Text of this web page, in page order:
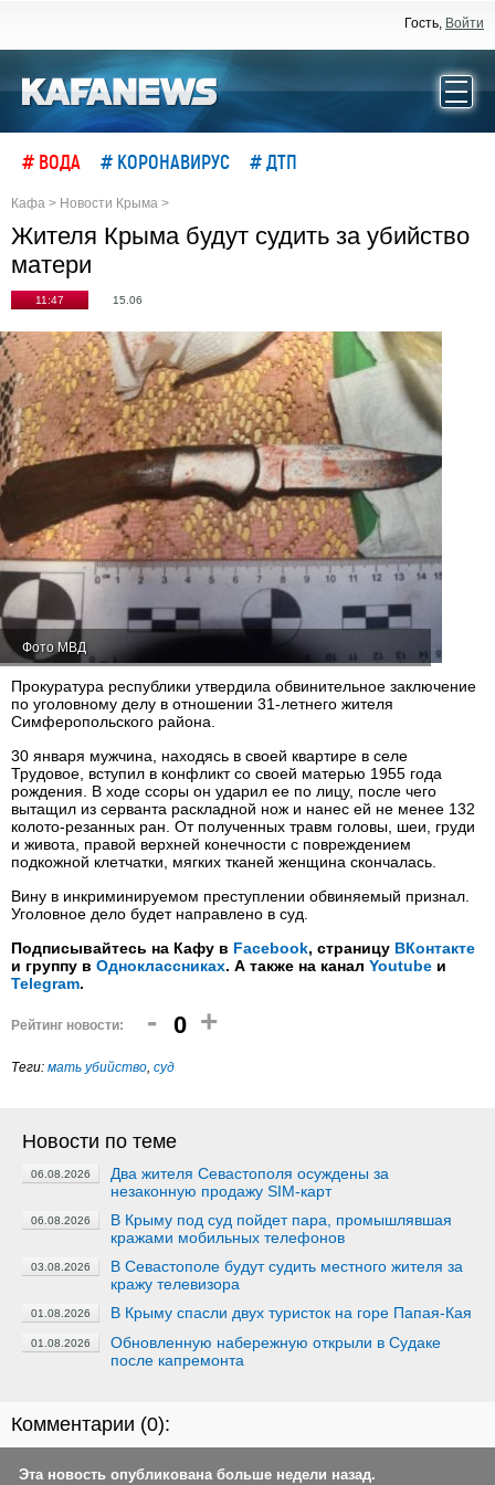
Гость, Войти
# ВОДА # КОРОНАВИРУС # ДТП
Кафа > Новости Крыма >
Жителя Крыма будут судить за убийство
матери
11:47 15.06
Фото МВД
Прокуратура республики утвердила обвинительное заключение
по уголовному делу в отношении 31-летнего жителя
Симферопольского района.
30 января мужчина, находясь в своей квартире в селе
Трудовое, вступил в конфликт со своей матерью 1955 года
рождения. В ходе ссоры он ударил ее по лицу, после чего
вытащил из серванта раскладной нож и нанес ей не менее 132
колото-резанных ран. От полученных травм головы, шеи, груди
и живота, правой верхней конечности с повреждением
подкожной клетчатки, мягких тканей женщина скончалась.
Вину в инкриминируемом преступлении обвиняемый признал.
Уголовное дело будет направлено в суд.
Подписывайтесь на Кафу в Facebook, страницу ВКонтакте
и группу в Одноклассниках. А также на канал Youtube и
Telegram.
Рейтинг новости: - 0 +
Теги: мать убийство, суд
Новости по теме
06.08.2026
Два жителя Севастополя осуждены за
незаконную продажу SIM-карт
06.08.2026
В Крыму под суд пойдет пара, промышлявшая
кражами мобильных телефонов
03.08.2026
В Севастополе будут судить местного жителя за
кражу телевизора
01.08.2026 В Крыму спасли двух туристок на горе Папая-Кая
01.08.2026
Обновленную набережную открыли в Судаке
после капремонта
Комментарии (0):
Эта новость опубликована больше недели назад.